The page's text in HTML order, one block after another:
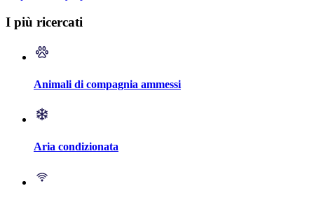
I più ricercati
Animali di compagnia ammessi
Aria condizionata